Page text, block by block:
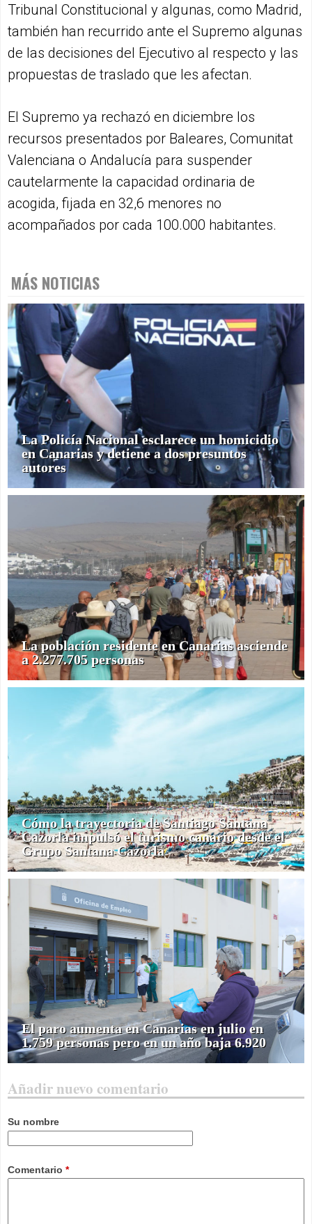
Tribunal Constitucional y algunas, como Madrid,
también han recurrido ante el Supremo algunas
de las decisiones del Ejecutivo al respecto y las
propuestas de traslado que les afectan.
El Supremo ya rechazó en diciembre los
recursos presentados por Baleares, Comunitat
Valenciana o Andalucía para suspender
cautelarmente la capacidad ordinaria de
acogida, fijada en 32,6 menores no
acompañados por cada 100.000 habitantes.
MÁS NOTICIAS
La Policía Nacional esclarece un homicidio
en Canarias y detiene a dos presuntos
autores
La población residente en Canarias asciende
a 2.277.705 personas
Cómo la trayectoria de Santiago Santana
Cazorla impulsó el turismo canario desde el
Grupo Santana Cazorla
El paro aumenta en Canarias en julio en
1.759 personas pero en un año baja 6.920
Añadir nuevo comentario
Su nombre
Comentario *